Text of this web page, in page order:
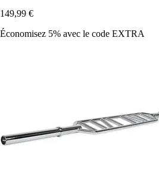
149,99 €
Économisez 5% avec le code EXTRA